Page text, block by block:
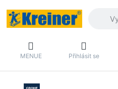
MENUE Přihlásit se